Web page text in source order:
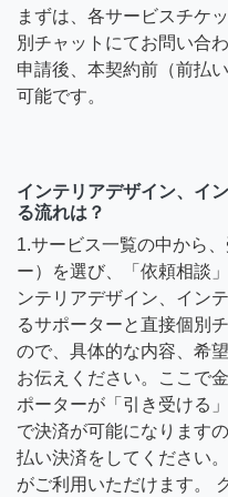
まずは、各サービスチケ
別チャットにてお問い合
申請後、本契約前（前払
可能です。
インテリアデザイン、イ
る流れは？
1.サービス一覧の中から
ー）を選び、「依頼相談
ンテリアデザイン、イン
るサポーターと直接個別
ので、具体的な内容、希
お伝えください。ここで
ポーターが「引き受ける
で決済が可能になります
払い決済をしてください
がご利用いただけます。